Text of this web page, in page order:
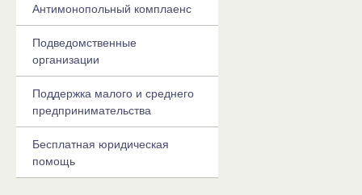
Антимонопольный комплаенс
Подведомственные
организации
Поддержка малого и среднего
предпринимательства
Бесплатная юридическая
помощь